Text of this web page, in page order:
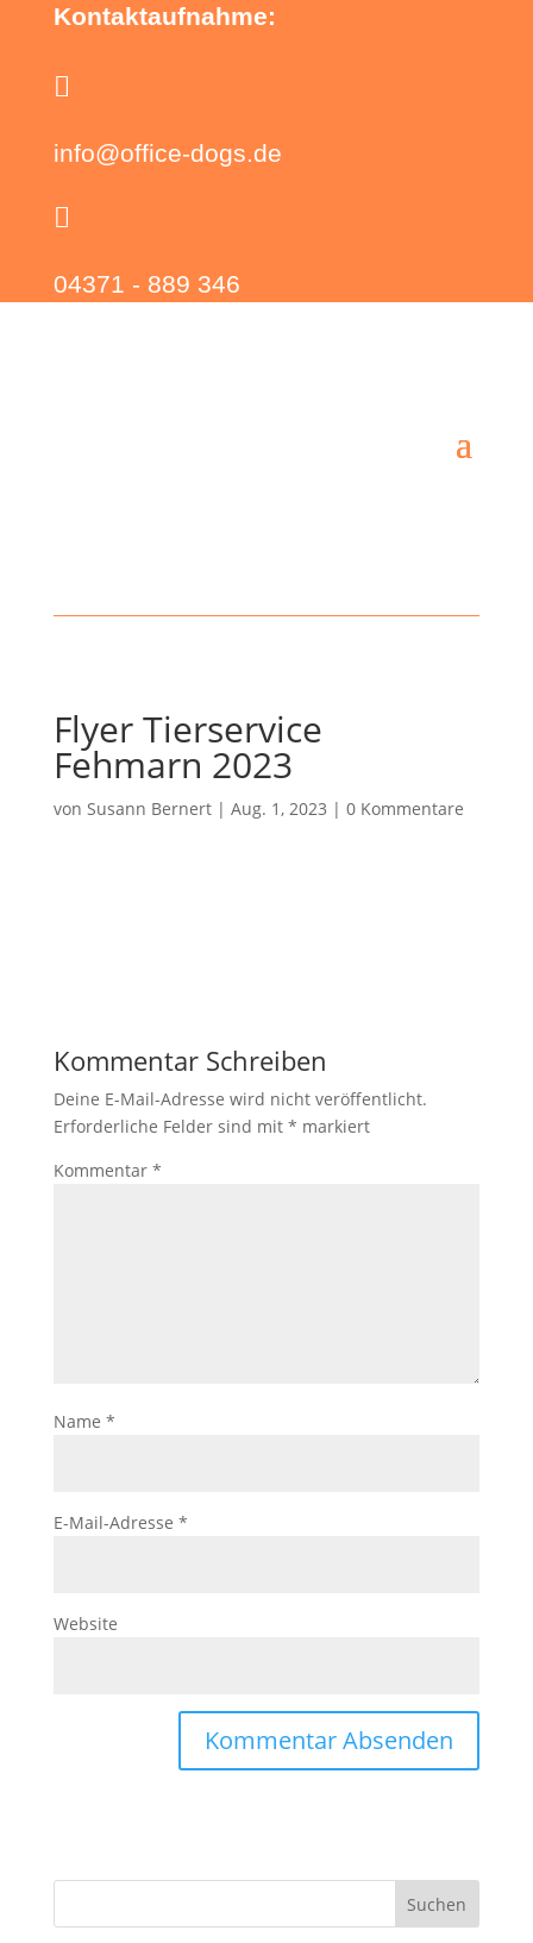
Kontaktaufnahme:

info@office-dogs.de

04371 - 889 346
Flyer Tierservice
Fehmarn 2023
von Susann Bernert| Aug. 1, 2023 | 0 Kommentare
Kommentar Schreiben
Deine E-Mail-Adresse wird nicht veröffentlicht.
Erforderliche Felder sind mit * markiert
Kommentar *
Name *
E-Mail-Adresse *
Website